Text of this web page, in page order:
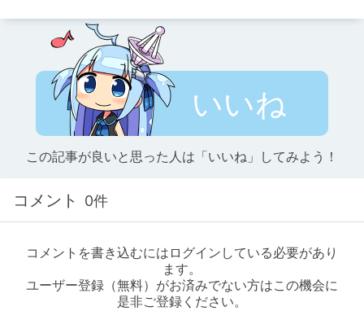
いいね
この記事が良いと思った人は「いいね」してみよう！
コメント 0件
コメントを書き込むにはログインしている必要があり
ます。
ユーザー登録（無料）がお済みでない方はこの機会に
是非ご登録ください。